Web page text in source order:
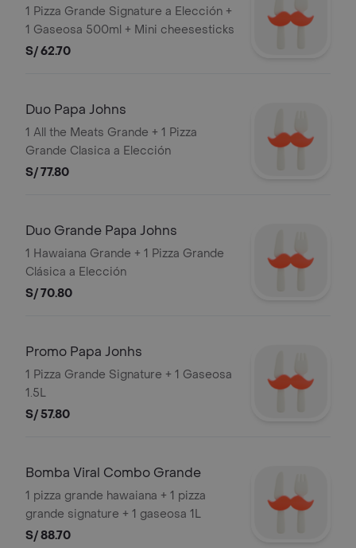
1 Pizza Grande Signature a Elección +
1 Gaseosa 500ml + Mini cheesesticks
S/ 62.70
Duo Papa Johns
1 All the Meats Grande + 1 Pizza
Grande Clasica a Elección
S/ 77.80
Duo Grande Papa Johns
1 Hawaiana Grande + 1 Pizza Grande
Clásica a Elección
S/ 70.80
Promo Papa Jonhs
1 Pizza Grande Signature + 1 Gaseosa
1.5L
S/ 57.80
Bomba Viral Combo Grande
1 pizza grande hawaiana + 1 pizza
grande signature + 1 gaseosa 1L
S/ 88.70